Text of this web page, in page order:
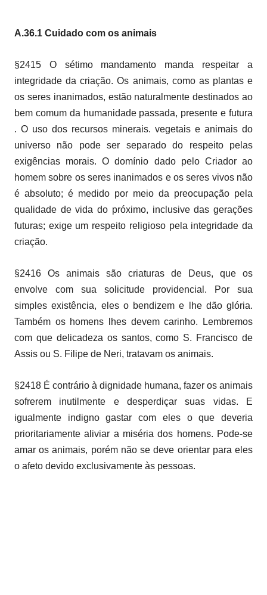
A.36.1 Cuidado com os animais
§2415 O sétimo mandamento manda respeitar a
integridade da criação. Os animais, como as plantas e
os seres inanimados, estão naturalmente destinados ao
bem comum da humanidade passada, presente e futura
. O uso dos recursos minerais. vegetais e animais do
universo não pode ser separado do respeito pelas
exigências morais. O domínio dado pelo Criador ao
homem sobre os seres inanimados e os seres vivos não
é absoluto; é medido por meio da preocupação pela
qualidade de vida do próximo, inclusive das gerações
futuras; exige um respeito religioso pela integridade da
criação.
§2416 Os animais são criaturas de Deus, que os
envolve com sua solicitude providencial. Por sua
simples existência, eles o bendizem e lhe dão glória.
Também os homens lhes devem carinho. Lembremos
com que delicadeza os santos, como S. Francisco de
Assis ou S. Filipe de Neri, tratavam os animais.
§2418 É contrário à dignidade humana, fazer os animais
sofrerem inutilmente e desperdiçar suas vidas. E
igualmente indigno gastar com eles o que deveria
prioritariamente aliviar a miséria dos homens. Pode-se
amar os animais, porém não se deve orientar para eles
o afeto devido exclusivamente às pessoas.